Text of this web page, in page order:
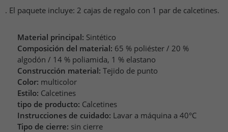
. El paquete incluye: 2 cajas de regalo con 1 par de calcetines.
Material principal: Sintético
Composición del material: 65 % poliéster / 20 %
algodón / 14 % poliamida, 1 % elastano
Construcción material: Tejido de punto
Color: multicolor
Estilo: Calcetines
tipo de producto: Calcetines
Instrucciones de cuidado: Lavar a máquina a 40°C
Tipo de cierre: sin cierre